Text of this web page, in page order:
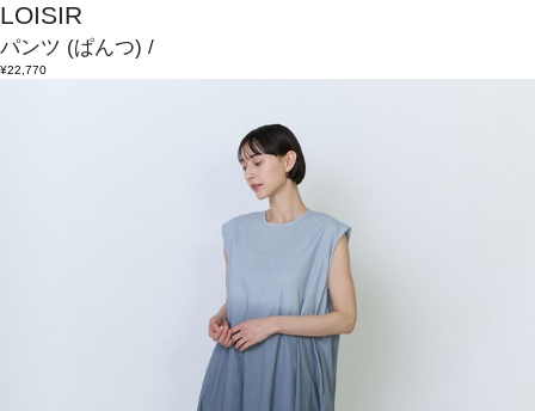
LOISIR
パンツ (ぱんつ) /
¥22,770